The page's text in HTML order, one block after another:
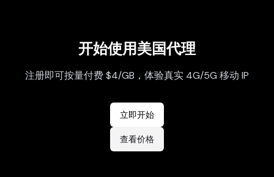
开始使用美国代理
注册即可按量付费 $4/GB，体验真实 4G/5G 移动 IP
立即开始
查看价格